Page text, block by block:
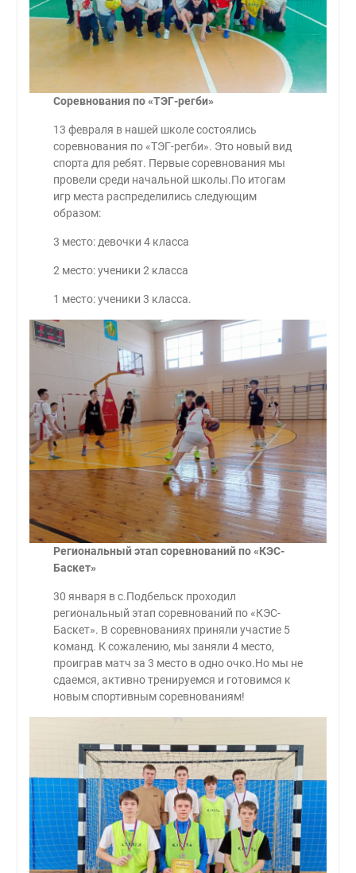
Соревнования по «ТЭГ-регби»
13 февраля в нашей школе состоялись
соревнования по «ТЭГ-регби». Это новый вид
спорта для ребят. Первые соревнования мы
провели среди начальной школы.По итогам
игр места распределились следующим
образом:
3 место: девочки 4 класса
2 место: ученики 2 класса
1 место: ученики 3 класса.
Региональный этап соревнований по «КЭС-
Баскет»
30 января в с.Подбельск проходил
региональный этап соревнований по «КЭС-
Баскет». В соревнованиях приняли участие 5
команд. К сожалению, мы заняли 4 место,
проиграв матч за 3 место в одно очко.Но мы не
сдаемся, активно тренируемся и готовимся к
новым спортивным соревнованиям!